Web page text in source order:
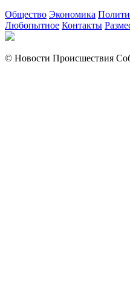
Общество Экономика
Любопытное Контакты
© Новости Происшествия